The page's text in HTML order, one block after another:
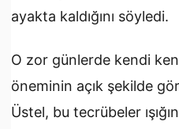
ayakta kaldığını söyledi.
O zor günlerde kendi
öneminin açık şekilde
Üstel, bu tecrübeler